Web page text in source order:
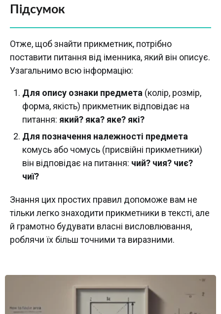
Підсумок
Отже, щоб знайти прикметник, потрібно
поставити питання від іменника, який він описує.
Узагальнимо всю інформацію:
Для опису ознаки предмета (колір, розмір,
форма, якість) прикметник відповідає на
питання: який? яка? яке? які?
Для позначення належності предмета
комусь або чомусь (присвійні прикметники)
він відповідає на питання: чий? чия? чиє?
чиї?
Знання цих простих правил допоможе вам не
тільки легко знаходити прикметники в тексті, але
й грамотно будувати власні висловлювання,
роблячи їх більш точними та виразними.